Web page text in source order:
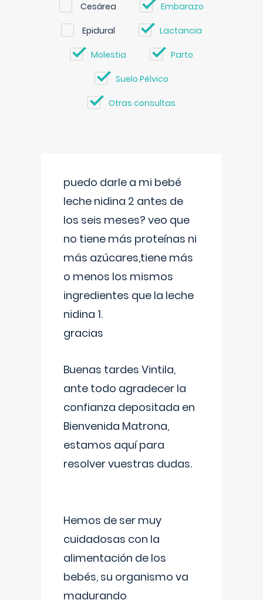
Cesárea Embarazo
Epidural Lactancia
Molestia Parto
Suelo Pélvico
Otras consultas
puedo darle a mi bebé
leche nidina 2 antes de
los seis meses? veo que
no tiene más proteínas ni
más azúcares,tiene más
o menos los mismos
ingredientes que la leche
nidina 1.
gracias
Buenas tardes Vintila,
ante todo agradecer la
confianza depositada en
Bienvenida Matrona,
estamos aquí para
resolver vuestras dudas.
Hemos de ser muy
cuidadosas con la
alimentación de los
bebés, su organismo va
madurando